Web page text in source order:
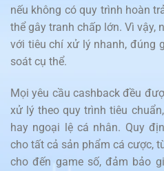
nếu không có quy trình hoàn
thể gây tranh chấp lớn. Vì vậy,
với tiêu chí xử lý nhanh, đúng
soát cụ thể.
Mọi yêu cầu cashback đều
xử lý theo quy trình tiêu
hay ngoại lệ cá nhân. Quy
cho tất cả sản phẩm cá cược,
cho đến game số, đảm bảo